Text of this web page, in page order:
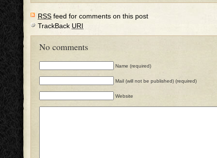
RSS feed for comments on this post
TrackBack URI
No comments
Name (required)
Mail (will not be published) (required)
Website